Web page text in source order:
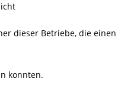
dieser Betriebe, die einen
konnten.